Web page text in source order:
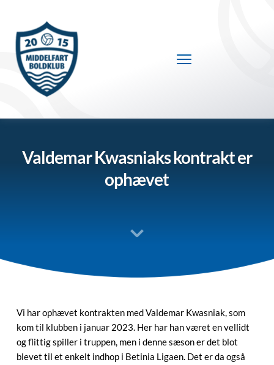
Valdemar Kwasniaks kontrakt er
ophævet
Vi har ophævet kontrakten med Valdemar Kwasniak, som
kom til klubben i januar 2023. Her har han været en vellidt
og flittig spiller i truppen, men i denne sæson er det blot
blevet til et enkelt indhop i Betinia Ligaen. Det er da også